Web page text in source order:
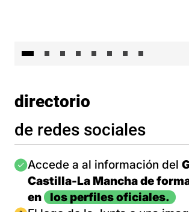
directorio
de redes sociales
Imagen
Accede a al información del
Castilla-La Mancha de
en
los perfiles oficiales.